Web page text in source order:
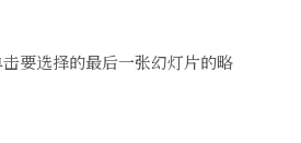
要选择的最后一张幻灯片的略